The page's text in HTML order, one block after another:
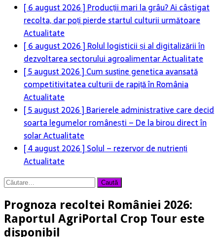
[ 6 august 2026 ] Producții mari la grâu? Ai câștigat
recolta, dar poți pierde startul culturii următoare
Actualitate
[ 6 august 2026 ] Rolul logisticii și al digitalizării în
dezvoltarea sectorului agroalimentarActualitate
[ 5 august 2026 ] Cum susține genetica avansată
competitivitatea culturii de rapiță în România
Actualitate
[ 5 august 2026 ] Barierele administrative care decid
soarta legumelor românești – De la birou direct în
solarActualitate
[ 4 august 2026 ] Solul – rezervor de nutrienți
Actualitate
Caută
Prognoza recoltei României 2026:
Raportul AgriPortal Crop Tour este
disponibil